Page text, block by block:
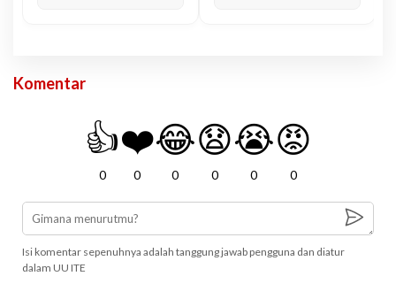
Komentar
👍
0
❤️
0
😂
0
😧
0
😭
0
😡
0
Isi komentar sepenuhnya adalah tanggung jawab pengguna dan diatur
dalam UU ITE